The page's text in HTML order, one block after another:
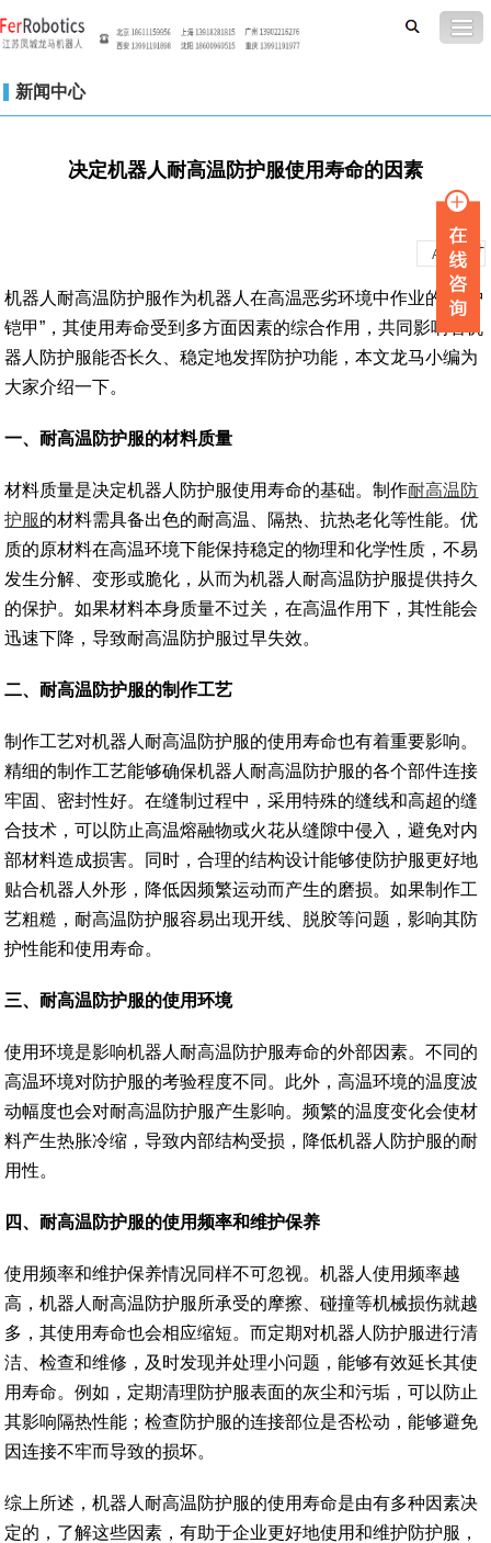
新闻中心
决定机器人耐高温防护服使用寿命的因素
A A +
机器人耐高温防护服作为机器人在高温恶劣环境中作业的“保护
铠甲”，其使用寿命受到多方面因素的综合作用，共同影响着机
器人防护服能否长久、稳定地发挥防护功能，本文龙马小编为
大家介绍一下。
一、耐高温防护服的材料质量
材料质量是决定机器人防护服使用寿命的基础。制作耐高温防
护服的材料需具备出色的耐高温、隔热、抗热老化等性能。优
质的原材料在高温环境下能保持稳定的物理和化学性质，不易
发生分解、变形或脆化，从而为机器人耐高温防护服提供持久
的保护。如果材料本身质量不过关，在高温作用下，其性能会
迅速下降，导致耐高温防护服过早失效。
二、耐高温防护服的制作工艺
制作工艺对机器人耐高温防护服的使用寿命也有着重要影响。
精细的制作工艺能够确保机器人耐高温防护服的各个部件连接
牢固、密封性好。在缝制过程中，采用特殊的缝线和高超的缝
合技术，可以防止高温熔融物或火花从缝隙中侵入，避免对内
部材料造成损害。同时，合理的结构设计能够使防护服更好地
贴合机器人外形，降低因频繁运动而产生的磨损。如果制作工
艺粗糙，耐高温防护服容易出现开线、脱胶等问题，影响其防
护性能和使用寿命。
三、耐高温防护服的使用环境
使用环境是影响机器人耐高温防护服寿命的外部因素。不同的
高温环境对防护服的考验程度不同。此外，高温环境的温度波
动幅度也会对耐高温防护服产生影响。频繁的温度变化会使材
料产生热胀冷缩，导致内部结构受损，降低机器人防护服的耐
用性。
四、耐高温防护服的使用频率和维护保养
使用频率和维护保养情况同样不可忽视。机器人使用频率越
高，机器人耐高温防护服所承受的摩擦、碰撞等机械损伤就越
多，其使用寿命也会相应缩短。而定期对机器人防护服进行清
洁、检查和维修，及时发现并处理小问题，能够有效延长其使
用寿命。例如，定期清理防护服表面的灰尘和污垢，可以防止
其影响隔热性能；检查防护服的连接部位是否松动，能够避免
因连接不牢而导致的损坏。
综上所述，机器人耐高温防护服的使用寿命是由有多种因素决
定的，了解这些因素，有助于企业更好地使用和维护防护服，